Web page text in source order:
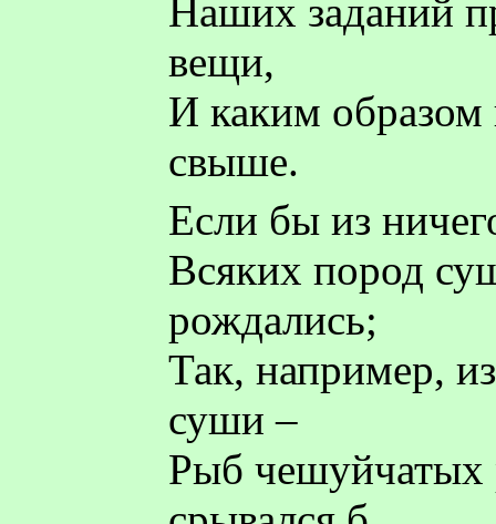
Наших заданий
вещи,
И каким образом
свыше.
Если бы из
Всяких пород
рождались;
Так, например,
суши –
Рыб чешуйчатых